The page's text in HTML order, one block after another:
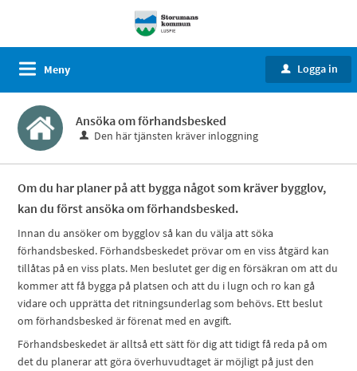
Meny u Logga in
Ansöka om förhandsbesked
Den här tjänsten kräver inloggning
Om du har planer på att bygga något som kräver bygglov,
kan du först ansöka om förhandsbesked.
Innan du ansöker om bygglov så kan du välja att söka
förhandsbesked. Förhandsbeskedet prövar om en viss åtgärd kan
tillåtas på en viss plats. Men beslutet ger dig en försäkran om att du
kommer att få bygga på platsen och att du i lugn och ro kan gå
vidare och upprätta det ritningsunderlag som behövs. Ett beslut
om förhandsbesked är förenat med en avgift.
Förhandsbeskedet är alltså ett sätt för dig att tidigt få reda på om
det du planerar att göra överhuvudtaget är möjligt på just den